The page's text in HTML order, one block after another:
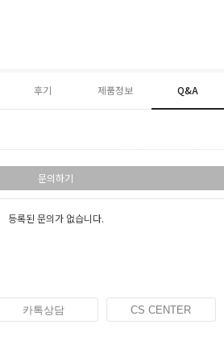
후기 제품정보 Q&A
문의하기
등록된 문의가 없습니다.
카톡상담 CS CENTER